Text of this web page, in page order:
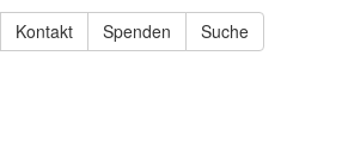
Kontakt Spenden Suche